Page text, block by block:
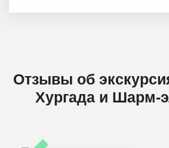
Отзывы об
Хургада и Шарм-